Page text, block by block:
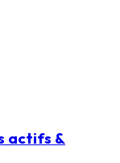
actifs &